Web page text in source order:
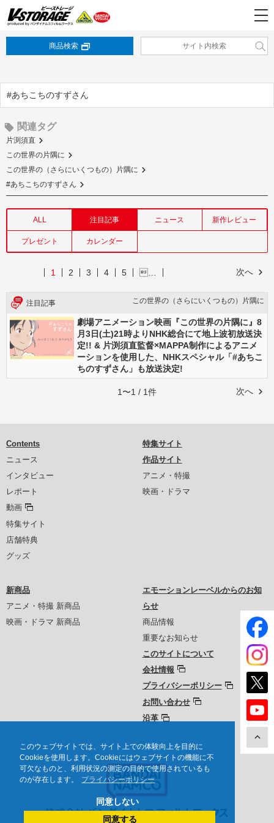
このウェブサイトでは、サイト上での体験向上を目的に
Cookieを使用します。Cookieにはウェブサイトの機能に不
可欠なものと、利用状況の測定の目的で使用されているも
のが存在します。
プライバシーポリシー
同意しない
同意する
商品検索
#あちこちのすずさん
関連タグ
片渕須直
この世界の片隅に
この世界の（さらにいくつもの）片隅に
#あちこちのすずさん
ALL 注目記事 ニュース 新作レビュー
プレゼント カレンダー
次へ
1 2 3 4 5 …
注目記事 この世界の（さらにいくつもの）片隅に
劇場アニメーション映画『この世界の片隅に』8
月3日(土)21時よりNHK総合にて地上波初放送決
定!! & 片渕須直監督×MAPPA制作によるアニメ
ーションを使用した、NHKスペシャル「#あちこ
ちのすずさん」も放送決定!
次へ
1〜1 / 1件
Contents
ニュース
インタビュー
レポート
動画
特集サイト
店舗特典
グッズ
特集サイト
作品サイト
アニメ・特撮
映画・ドラマ
新商品
アニメ・特撮 新商品
映画・ドラマ 新商品
エモーションレーベルからのお知
らせ
商品情報
重要なお知らせ
このサイトについて
会社情報
プライバシーポリシー
お問い合わせ
沿革